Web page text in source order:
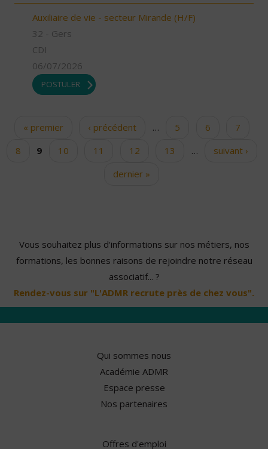
Auxiliaire de vie - secteur Mirande (H/F)
32 - Gers
CDI
06/07/2026
POSTULER
Pages« premier ‹ précédent … 5 6
7
8
9 10 11 12 13 …
suivant ›
dernier »
Vous souhaitez plus d'informations sur nos métiers, nos
formations, les bonnes raisons de rejoindre notre réseau
associatif... ?
Rendez-vous sur "L'ADMR recrute près de chez vous".
Qui sommes nous
Académie ADMR
Espace presse
Nos partenaires
Offres d'emploi